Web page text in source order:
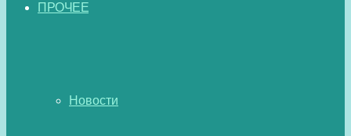
ПРОЧЕЕ
Новости